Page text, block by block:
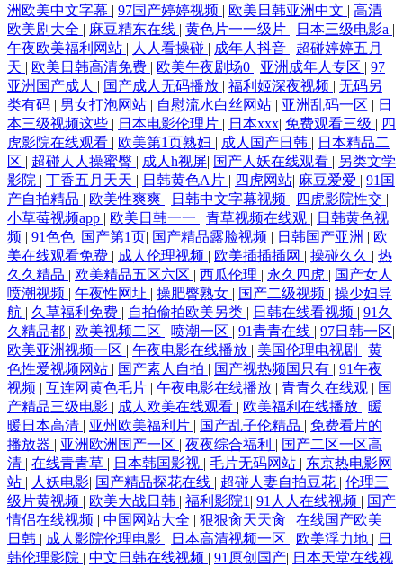
洲欧美中文字幕 | 97国产婷婷视频 | 欧美日韩亚洲中文 | 高清
欧美剧大全 | 麻豆精东在线 | 黄色片一一级片 | 日本三级电影a |
午夜欧美福利网站 | 人人看操碰 | 成年人抖音 | 超碰婷婷五月
天 | 欧美日韩高清免费 | 欧美午夜剧场0 | 亚洲成年人专区 | 97
亚洲国产成人 | 国产成人无码播放 | 福利姬深夜视频 | 无码另
类有码 | 男女打泡网站 | 自慰流水白丝网站 | 亚洲乱码一区 | 日
本三级视频这些 | 日本电影伦理片 | 日本xxx| 免费观看三级 | 四
虎影院在线观看 | 欧美第1页熟妇 | 成人国产日韩 | 日本精品二
区 | 超碰人人操蜜臀 | 成人h视屏| 国产人妖在线观看 | 另类文学
影院 | 丁香五月天天 | 日韩黄色A片 | 四虎网站| 麻豆爱爱 | 91国
产自拍精品 | 欧美性爽爽 | 日韩中文字幕视频 | 四虎影院性交 |
小草莓视频app | 欧美日韩一一 | 青草视频在线观 | 日韩黄色视
频 | 91色色| 国产第1页| 国产精品露脸视频 | 日韩国产亚洲 | 欧
美在线观看免费 | 成人伦理视频 | 欧美插插插网 | 操碰久久 | 热
久久精品 | 欧美精品五区六区 | 西瓜伦理 | 永久四虎 | 国产女人
喷潮视频 | 午夜性网址 | 操肥臀熟女 | 国产二级视频 | 操少妇导
航 | 久草福利免费 | 自拍偷拍欧美另类 | 日韩在线看视频 | 91久
久精品都 | 欧美视频二区 | 喷潮一区 | 91青青在线 | 97日韩一区|
欧美亚洲视频一区 | 午夜电影在线播放 | 美国伦理电视剧 | 黄
色性爱视频网站 | 国产素人自拍 | 国产视热频国只有 | 91午夜
视频 | 互连网黄色毛片 | 午夜电影在线播放 | 青青久在线观 | 国
产精品三级电影 | 成人欧美在线观看 | 欧美福利在线播放 | 暖
暖日本高清 | 亚州欧美福利片 | 国产乱子伦精品 | 免费看片的
播放器 | 亚洲欧洲国产一区 | 夜夜综合福利 | 国产二区一区高
清 | 在线青青草 | 日本韩国影视 | 毛片无码网站 | 东京热电影网
站 | 人妖电影| 国产精品探花在线 | 超碰人妻自拍豆花 | 伦理三
级片黄视频 | 欧美大战日韩 | 福利影院1 | 91人人在线视频 | 国产
情侣在线视频 | 中国网站大全 | 狠狠肏天天肏 | 在线国产欧美
日韩 | 成人影院伦理电影 | 日本高清视频一区 | 欧美浮力地 | 日
韩伦理影院 | 中文日韩在线视频 | 91原创国产| 日本天堂在线视